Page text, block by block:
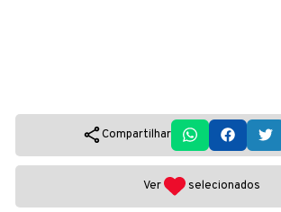
Compartilhar
Ver selecionados